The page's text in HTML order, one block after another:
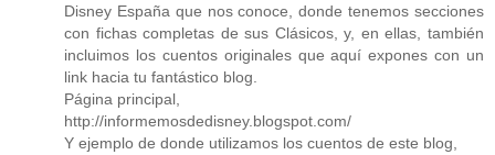
Disney España que nos conoce, donde tenemos secciones
con fichas completas de sus Clásicos, y, en ellas, también
incluimos los cuentos originales que aquí expones con un
link hacia tu fantástico blog.
Página principal,
http://informemosdedisney.blogspot.com/
Y ejemplo de donde utilizamos los cuentos de este blog,